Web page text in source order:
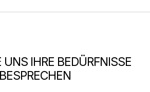
IHRE BEDÜRFNISSE
BESPRECHEN